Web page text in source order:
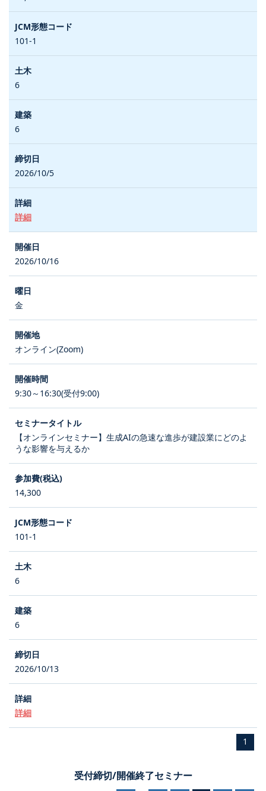
101-1
6
6
2026/10/5
詳細
2026/10/16
金
オンライン(Zoom)
9:30～16:30(受付9:00)
【オンラインセミナー】生成AIの急速な進歩が建設業にどのよ
うな影響を与えるか
14,300
101-1
6
6
2026/10/13
詳細
1
受付締切/開催終了セミナー